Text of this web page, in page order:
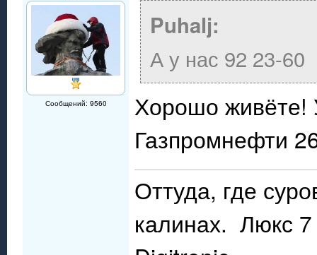
Сообщений: 9560
Puhalj:
А у нас 92 23-60
Хорошо живёте!
Газпромнефти
Оттуда, где
калинах. Люкс